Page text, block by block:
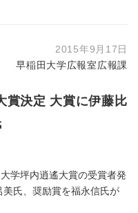
2015年9月17日
早稲田大学広報室広報課
賞決定 大賞に伊藤比
学坪内逍遙大賞の受賞者発
氏、奨励賞を福永信氏が